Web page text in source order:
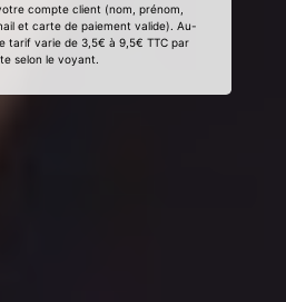
compte client (nom, prénom,
et carte de paiement valide). Au-
tarif varie de 3,5€ à 9,5€ TTC par
selon le voyant.